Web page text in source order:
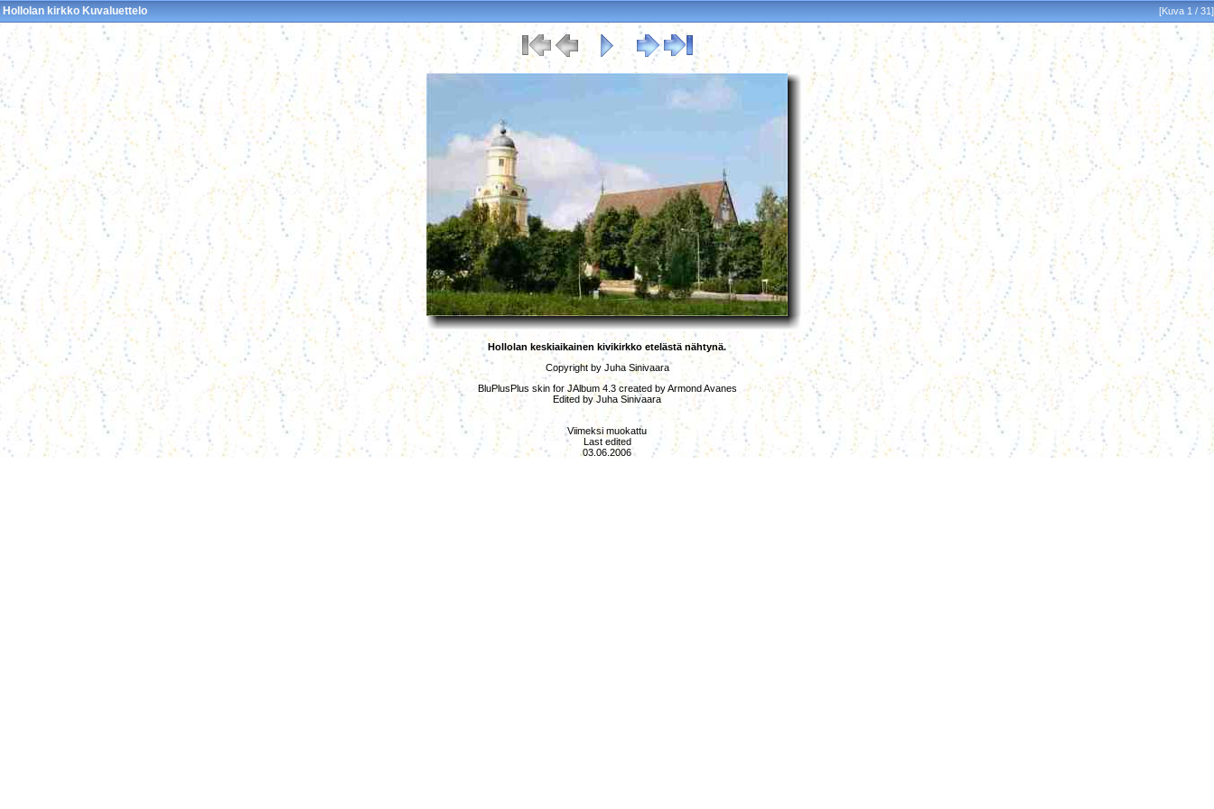
Hollolan kirkko Kuvaluettelo [Kuva 1 / 31]
Hollolan keskiaikainen kivikirkko etelästä nähtynä.
Copyright by Juha Sinivaara
BluPlusPlus skin for JAlbum 4.3created byArmond Avanes
Edited by Juha Sinivaara
Viimeksi muokattu
Last edited
03.06.2006